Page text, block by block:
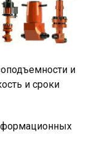
и
и сроки